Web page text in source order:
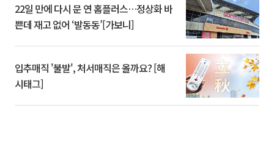
22일 만에 다시 문 연 홈플러스…정상화 바
쁜데 재고 없어 ‘발동동’[가보니]
입추매직 '불발', 처서매직은 올까요? [해
시태그]